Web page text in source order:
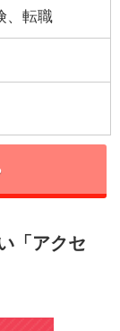
、転職
「アクセ